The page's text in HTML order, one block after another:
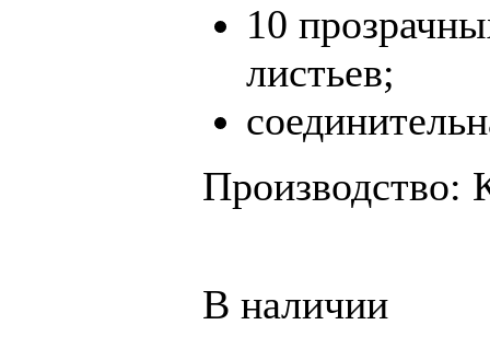
10
листьев;
Производство:
В наличии